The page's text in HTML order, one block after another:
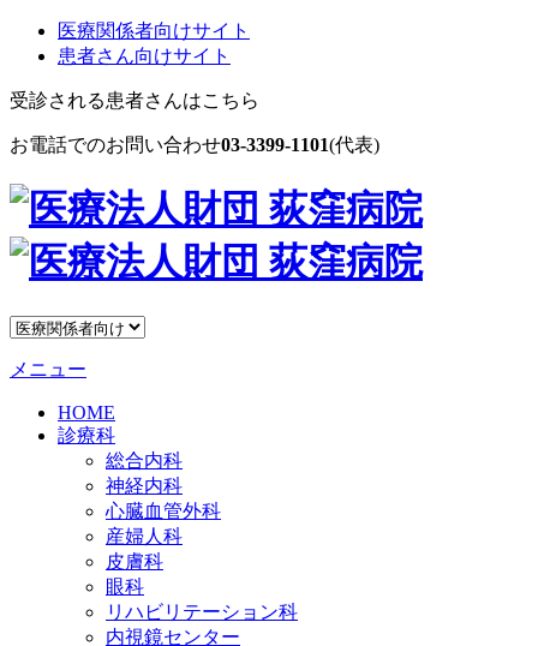
医療関係者向けサイト
患者さん向けサイト
受診される患者さんはこちら
お電話でのお問い合わせ03-3399-1101(代表)
メニュー
HOME
診療科
総合内科
神経内科
心臓血管外科
産婦人科
皮膚科
眼科
リハビリテーション科
内視鏡センター